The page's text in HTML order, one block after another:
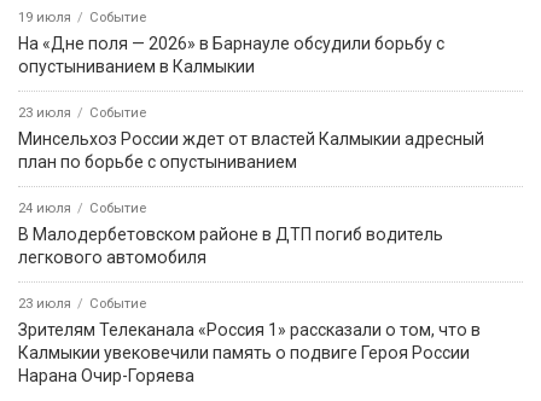
19 июля Событие
На «Дне поля — 2026» в Барнауле обсудили борьбу с
опустыниванием в Калмыкии
23 июля Событие
Минсельхоз России ждет от властей Калмыкии адресный
план по борьбе с опустыниванием
24 июля Событие
В Малодербетовском районе в ДТП погиб водитель
легкового автомобиля
23 июля Событие
Зрителям Телеканала «Россия 1» рассказали о том, что в
Калмыкии увековечили память о подвиге Героя России
Нарана Очир-Горяева